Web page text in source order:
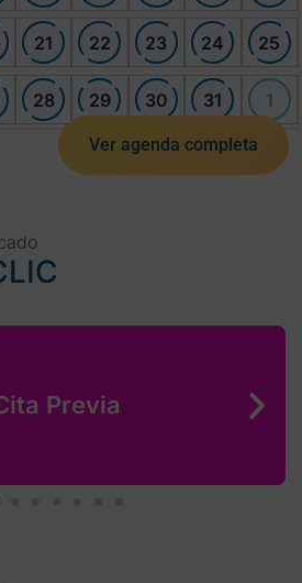
21 22 23 24 25
28 29 30 31 1
Ver agenda completa
Previa